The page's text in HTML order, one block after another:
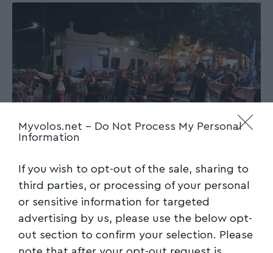
Myvolos.net - Do Not Process My Personal
Information
If you wish to opt-out of the sale, sharing to
third parties, or processing of your personal
or sensitive information for targeted
advertising by us, please use the below opt-
out section to confirm your selection. Please
Ακολουθήστε το myvolos.net στο
Google News και μάθετε πρώτοι όλες
τις ειδήσεις.